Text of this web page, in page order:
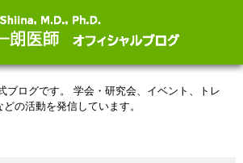
ログです。
学会・研究会、イベント、トレ
の活動を発信しています。